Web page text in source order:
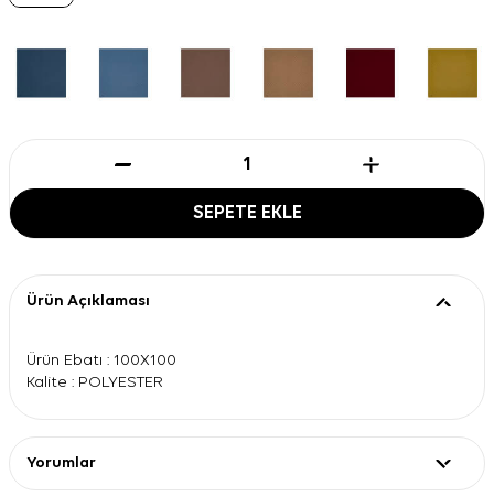
SEPETE EKLE
Ürün Açıklaması
Ürün Ebatı : 100X100
Kalite : POLYESTER
Yorumlar